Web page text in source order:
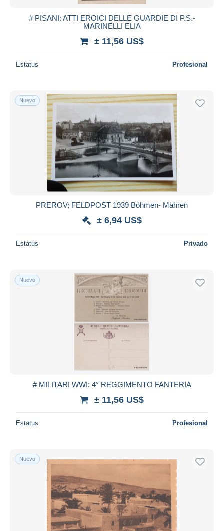
# PISANI: ATTI EROICI DELLE GUARDIE DI P.S.-
MARINELLI ELIA
± 11,56 US$
Estatus Profesional
Nuevo
PREROV; FELDPOST 1939 Böhmen- Mähren
± 6,94 US$
Estatus Privado
Nuevo
# MILITARI WWI: 4° REGGIMENTO FANTERIA
± 11,56 US$
Estatus Profesional
Nuevo